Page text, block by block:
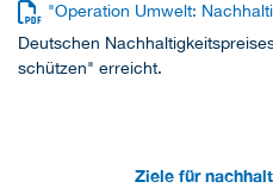
"Operation Umwelt:
Deutschen
schützen" erreicht.
Ziele für